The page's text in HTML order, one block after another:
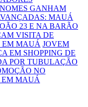
GANHAM
MAUÁ
23 E NA BARÃO
VISITA DE
EM MAUÁ JOVEM
EM SHOPPING DE
POR TUBULAÇÃO
NO
MAUÁ